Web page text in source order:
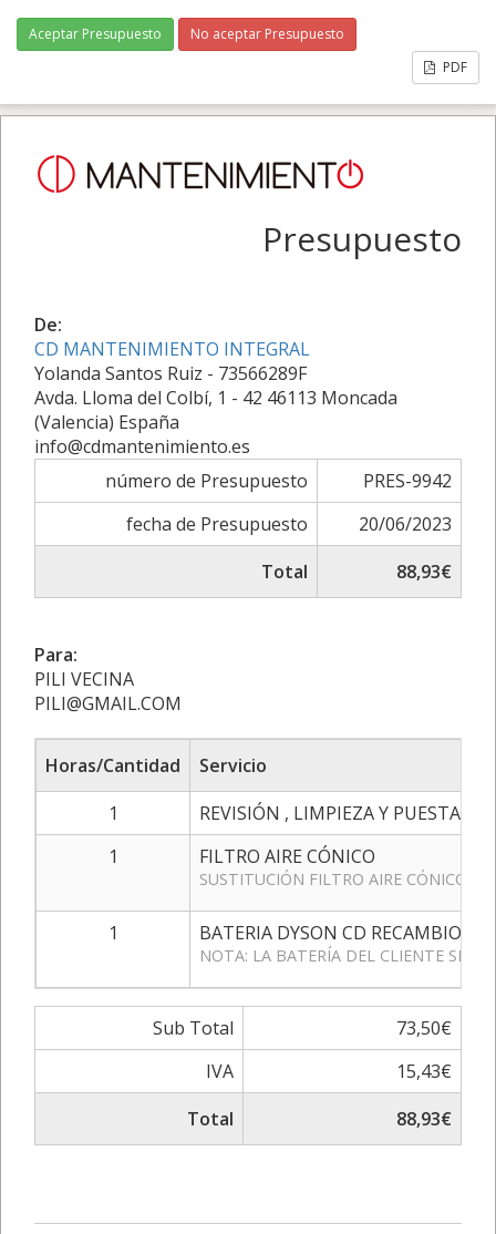
Aceptar Presupuesto
No aceptar Presupuesto
PDF
Presupuesto
De:
CD MANTENIMIENTO INTEGRAL
Yolanda Santos Ruiz - 73566289F
Avda. Lloma del Colbí, 1 - 42 46113 Moncada
(Valencia) España
info@cdmantenimiento.es
número de Presupuesto
PRES-9942
fecha de Presupuesto
20/06/2023
Total
88,93€
Para:
PILI VECINA
PILI@GMAIL.COM
Horas/Cantidad
Servicio
1
REVISIÓN , LIMPIEZA Y PUESTA A
1
FILTRO AIRE CÓNICO
SUSTITUCIÓN FILTRO AIRE CÓNICO ,
1 BATERIA DYSON CD RECAMBIOS
NOTA: LA BATERÍA DEL CLIENTE SE
Sub Total
73,50€
IVA
15,43€
Total
88,93€